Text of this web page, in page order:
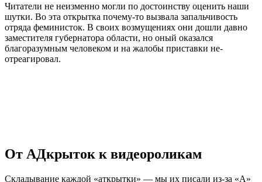
Читатели не неизменно могли по достоинству оценить наши
шутки. Во эта открытка почему-то вызвала запальчивость
отряда феминисток. В своих возмущениях они дошли давно
заместителя губернатора области, но оный оказался
благоразумным человеком и на жалобы приставки не-
отреагировал.
От АДкрыток к видеороликам
Складывание каждой «аткрытки» — мы их писали из-за «А»